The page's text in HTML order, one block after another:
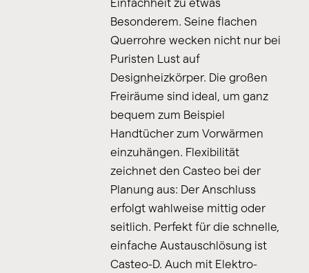
Einfachheit zu etwas
Besonderem. Seine flachen
Querrohre wecken nicht nur bei
Puristen Lust auf
Designheizkörper. Die großen
Freiräume sind ideal, um ganz
bequem zum Beispiel
Handtücher zum Vorwärmen
einzuhängen. Flexibilität
zeichnet den Casteo bei der
Planung aus: Der Anschluss
erfolgt wahlweise mittig oder
seitlich. Perfekt für die schnelle,
einfache Austauschlösung ist
Casteo-D. Auch mit Elektro-